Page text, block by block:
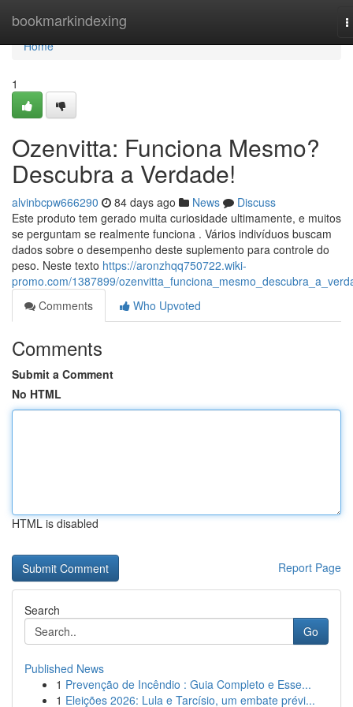
bookmarkindexing
Home
Home
1
Ozenvitta: Funciona Mesmo?
Descubra a Verdade!
alvinbcpw666290 84 days ago News
Discuss
Este produto tem gerado muita curiosidade ultimamente, e muitos
se perguntam se realmente funciona . Vários indivíduos buscam
dados sobre o desempenho deste suplemento para controle do
peso. Neste texto https://aronzhqq750722.wiki-
promo.com/1387899/
Comments
Who Upvoted
Comments
Submit a Comment
No HTML
HTML is disabled
Report Page
Search
Go
Published News
1 Prevenção de Incêndio : Guia Completo e Esse...
1 Eleições 2026: Lula e Tarcísio, um embate prévi...